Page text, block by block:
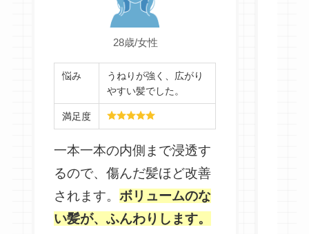
28歳/女性
悩み
うねりが強く、広がり
やすい髪でした。
満足度
一本一本の内側まで浸透す
るので、傷んだ髪ほど改善
されます。ボリュームのな
い髪が、ふんわりします。